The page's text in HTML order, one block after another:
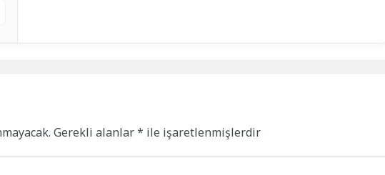
Gerekli alanlar* ile işaretlenmişlerdir